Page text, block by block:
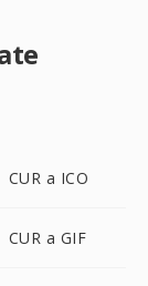
CUR a ICO
CUR a GIF